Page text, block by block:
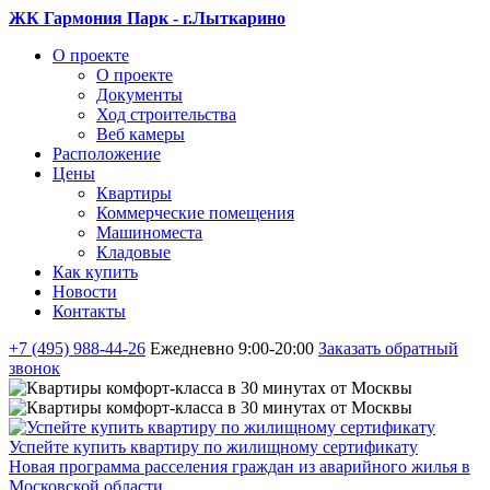
ЖК Гармония Парк - г.Лыткарино
О проекте
О проекте
Документы
Ход строительства
Веб камеры
Расположение
Цены
Квартиры
Коммерческие помещения
Машиноместа
Кладовые
Как купить
Новости
Контакты
+7 (495) 988-44-26 Ежедневно 9:00-20:00 Заказать обратный
звонок
Успейте купить квартиру по жилищному сертификату
Новая программа расселения граждан из аварийного жилья в
Московской области